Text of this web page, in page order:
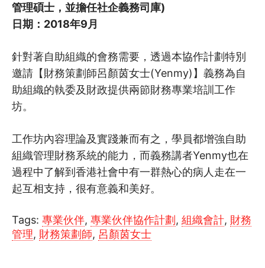
管理碩士，並擔任社企義務司庫)
日期：2018年9月
針對著自助組織的會務需要，透過本協作計劃特別
邀請【財務策劃師呂顏茵女士(Yenmy)】義務為自
助組織的執委及財政提供兩節財務專業培訓工作
坊。
工作坊內容理論及實踐兼而有之，學員都增強自助
組織管理財務系統的能力，而義務講者Yenmy也在
過程中了解到香港社會中有一群熱心的病人走在一
起互相支持，很有意義和美好。
Tags: 專業伙伴, 專業伙伴協作計劃 , 組織會計, 財務
管理, 財務策劃師, 呂顏茵女士